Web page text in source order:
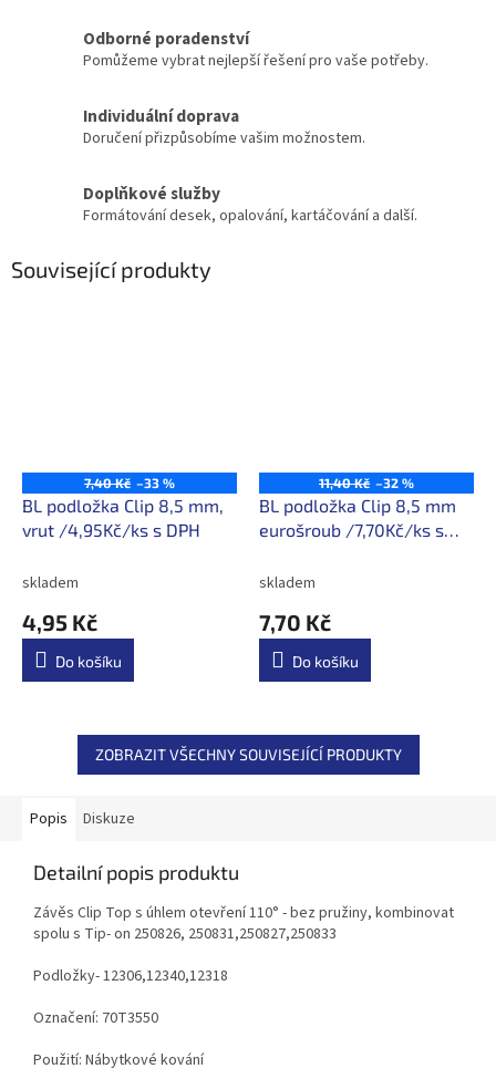
Odborné poradenství
Pomůžeme vybrat nejlepší řešení pro vaše potřeby.
Individuální doprava
Doručení přizpůsobíme vašim možnostem.
Doplňkové služby
Formátování desek, opalování, kartáčování a další.
Související produkty
7,40 Kč –33 %
BL podložka Clip 8,5 mm,
vrut /4,95Kč/ks s DPH
skladem
4,95 Kč
Do košíku
11,40 Kč –32 %
BL podložka Clip 8,5 mm
eurošroub /7,70Kč/ks s
skladem
7,70 Kč
Do košíku
ZOBRAZIT VŠECHNY SOUVISEJÍCÍ PRODUKTY
Popis Diskuze
Detailní popis produktu
Závěs Clip Top s úhlem otevření 110° - bez pružiny, kombinovat
spolu s Tip- on 250826, 250831,250827,250833
Podložky- 12306,12340,12318
Označení: 70T3550
Použití: Nábytkové kování